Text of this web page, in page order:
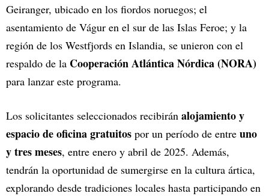
Geiranger, ubicado en los fiordos noruegos; el
asentamiento de Vágur en el sur de las Islas Feroe; y la
región de los Westfjords en Islandia, se unieron con el
respaldo de la Cooperación Atlántica Nórdica (NORA)
para lanzar este programa.
Los solicitantes seleccionados recibirán alojamiento y
espacio de oficina gratuitos por un período de entre uno
y tres meses, entre enero y abril de 2025. Además,
tendrán la oportunidad de sumergirse en la cultura ártica,
explorando desde tradiciones locales hasta participando en